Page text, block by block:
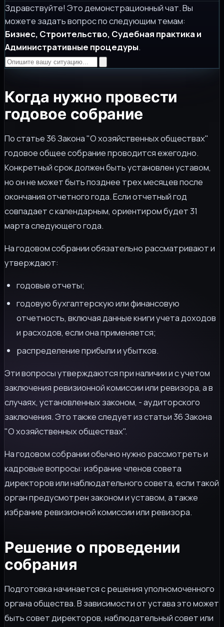
Здравствуйте! Это демонстрационный чат. Вы
можете задать вопрос по следующим темам:
Бизнес, Строительство, Судебная практика и
Административные процедуры.
Когда нужно провести
годовое собрание
По статье 36 Закона "О хозяйственных обществах"
годовое общее собрание проводится ежегодно.
Конкретный срок должен быть установлен уставом,
но он не может быть позднее трех месяцев после
окончания отчетного года. Если отчетный год
совпадает с календарным, ориентиром будет 31
марта следующего года.
На годовом собрании обязательно рассматривают и
утверждают:
годовые отчеты;
годовую бухгалтерскую или финансовую
отчетность, включая данные книги учета доходов
и расходов, если она применяется;
распределение прибыли и убытков.
Эти вопросы утверждаются при наличии и с учетом
заключения ревизионной комиссии или ревизора, а в
случаях, установленных законом, - аудиторского
заключения. Это также следует из статьи 36 Закона
"О хозяйственных обществах".
На годовом собрании обычно нужно рассмотреть и
кадровые вопросы: избрание членов совета
директоров или наблюдательного совета, если такой
орган предусмотрен законом и уставом, а также
избрание ревизионной комиссии или ревизора.
Решение о проведении
собрания
Подготовка начинается с решения уполномоченного
органа общества. В зависимости от устава это может
быть совет директоров, наблюдательный совет или